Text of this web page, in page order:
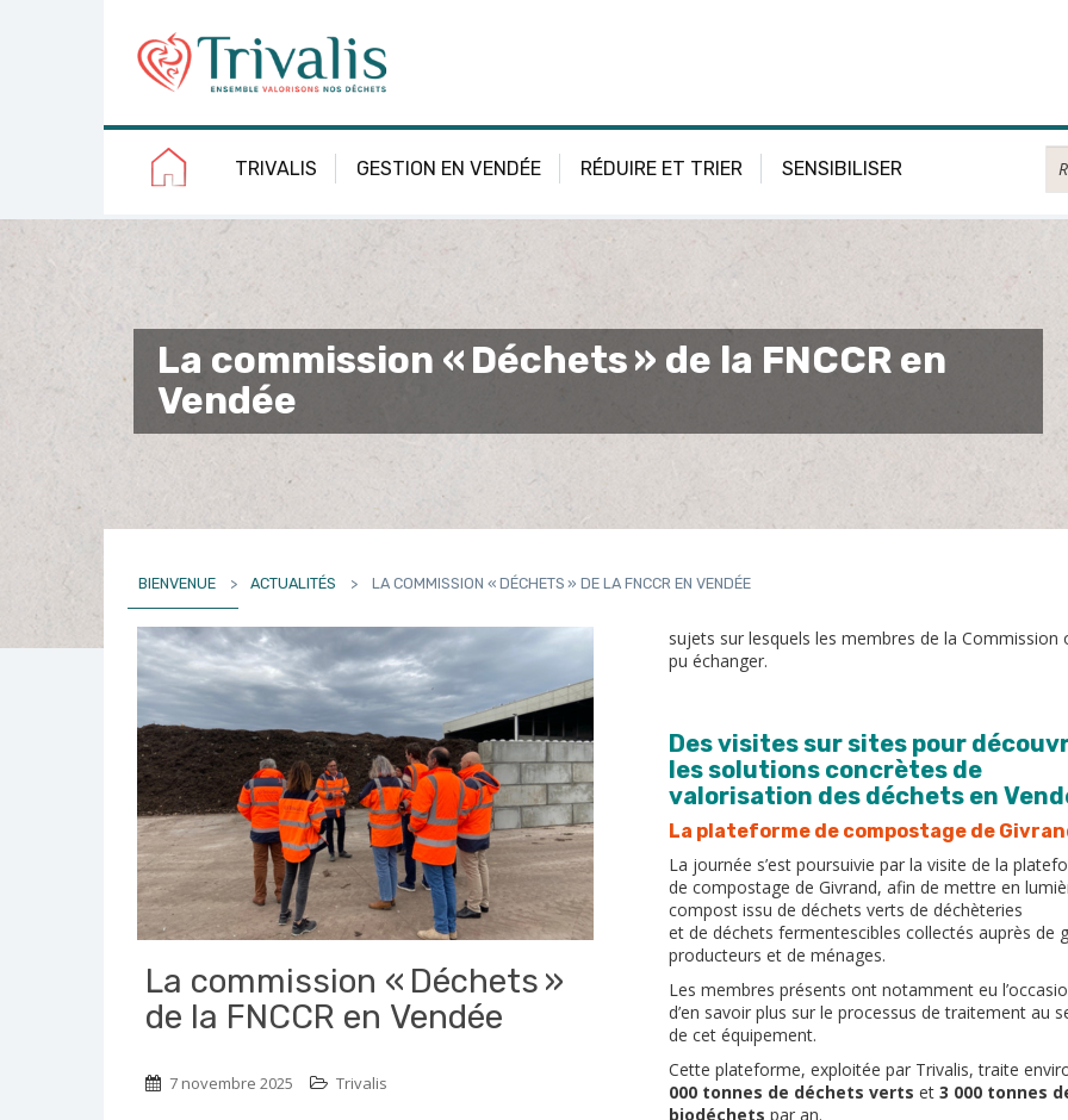
TRIVALIS GESTION EN VENDÉE RÉDUIRE ET TRIER SENSIBILISER
La commission « Déchets » de la FNCCR en
Vendée
BIENVENUE > ACTUALITÉS > LA COMMISSION « DÉCHETS » DE LA FNCCR EN VENDÉE
La commission « Déchets »
de la FNCCR en Vendée
7 novembre 2025 Trivalis
sujets sur lesquels les membres de la Commission
pu échanger.
Des visites sur sites pour
les solutions concrètes de
valorisation des déchets en
La plateforme de compostage de
La journée s’est poursuivie par la visite de la
de compostage de Givrand, afin de mettre en
compost issu de déchets verts de déchèteries
et de déchets fermentescibles collectés auprès de
producteurs et de ménages.
Les membres présents ont notamment eu
d’en savoir plus sur le processus de traitement au
de cet équipement.
Cette plateforme, exploitée par Trivalis, traite
000 tonnes de déchets verts et 3 000 tonnes
biodéchets par an.